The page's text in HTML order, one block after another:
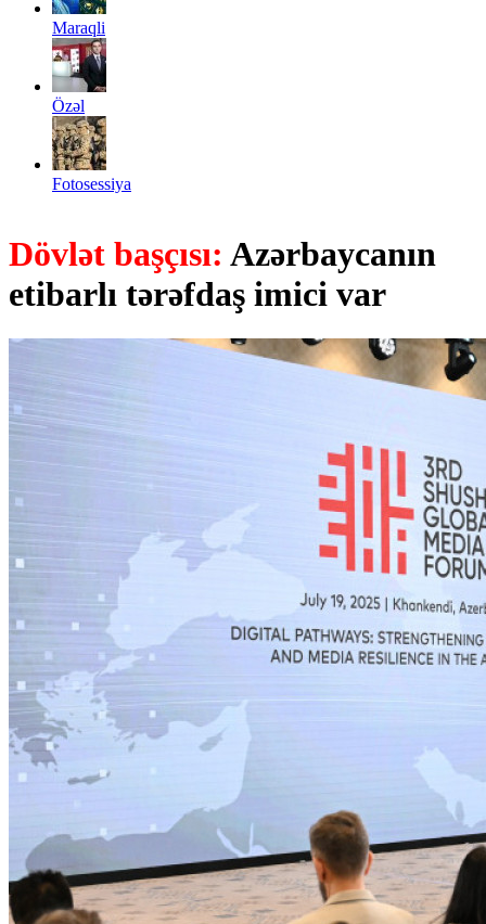
Maraqli
Özəl
Fotosessiya
Dövlət başçısı: Azərbaycanın
etibarlı tərəfdaş imici var